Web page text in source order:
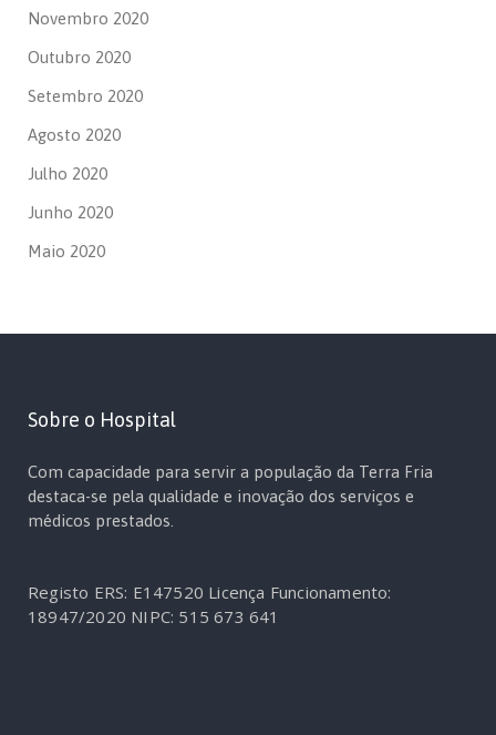
Novembro 2020
Outubro 2020
Setembro 2020
Agosto 2020
Julho 2020
Junho 2020
Maio 2020
Sobre o Hospital
Com capacidade para servir a população da Terra Fria
destaca-se pela qualidade e inovação dos serviços e
médicos prestados.
Registo ERS: E147520 Licença Funcionamento:
18947/2020 NIPC: 515 673 641